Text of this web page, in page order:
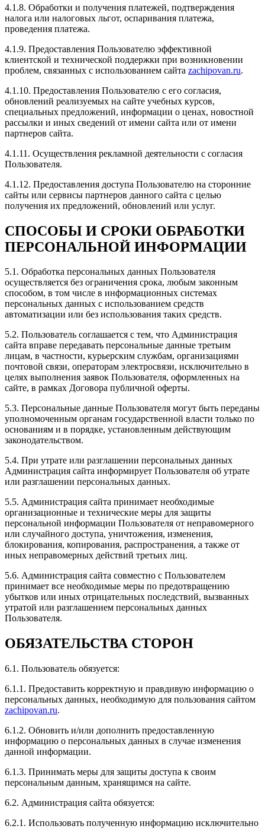
Очень хороший чип тюнинг автомобилей, все
делают быстро и качественно и главное близко
находятся, сотрудники доброжелательные и
вежливые. Рекомендую всем
Рейтинг отзыва:5
Делали чип-тюнинг, сразу 3 авто, сделали скидку.
Ранее знакомые делали тоже у них!
Все машины поехали очень хорошо, результат
ощутим был в первый же день!
Если вы хотели получить высококачественный
сервис, профессиональное обслуживание, личный
подход к любому вопросу и заинтересованность в
удовлетворении всех ваших хотелок, то это
определено команда Зачипован! Спасибо! Низкий
поклон Евгению и Алексею!
Рейтинг отзыва:5
Все отлично! Евгений отличный мастер, все
растолковал, приятно с ним побеседовали о тачках!
всем доволен, прибавка ощутима! Рекомендую всем!
Рейтинг отзыва:
Здраствуйте! Была у вас на чипе. Евгений просто
отличный мастер и собеседник. Есть просто
шикарная зона ожидания. Эмоции только
положительные. Машина стала ехать намного лучше.
Рекомендую!
Рейтинг отзыва:5
Недавно был здесь, чипуют здесь отлично. Машина
стала резвее, обороты выше и сама машина стала
мощнее. Чувствуется, что машина стартует быстрее,
и максимальная скорость увеличилась.
После чиповки Mitsubishi Iancer ощущаю себя на
заставила улыбнуться. Теперь у меня новый уровень
скорости и уверенности за рулём. Спасибо за
качественную работу, вы превзошли мои ожидания!
Рейтинг отзыва:
Здравствуйте !Сделала подарок своему молодому
человеку,реакция вообще бомба
4.1.8. Обработки и получения платежей, подтверждения
налога или налоговых льгот, оспаривания платежа,
проведения платежа.
4.1.9. Предоставления Пользователю эффективной
клиентской и технической поддержки при возникновении
проблем, связанных с использованием сайта zachipovan.ru.
4.1.10. Предоставления Пользователю с его согласия,
обновлений реализуемых на сайте учебных курсов,
специальных предложений, информации о ценах, новостной
рассылки и иных сведений от имени сайта или от имени
партнеров сайта.
4.1.11. Осуществления рекламной деятельности с согласия
Пользователя.
4.1.12. Предоставления доступа Пользователю на сторонние
сайты или сервисы партнеров данного сайта с целью
получения их предложений, обновлений или услуг.
СПОСОБЫ И СРОКИ ОБРАБОТКИ
ПЕРСОНАЛЬНОЙ ИНФОРМАЦИИ
5.1. Обработка персональных данных Пользователя
осуществляется без ограничения срока, любым законным
способом, в том числе в информационных системах
персональных данных с использованием средств
автоматизации или без использования таких средств.
5.2. Пользователь соглашается с тем, что Администрация
сайта вправе передавать персональные данные третьим
лицам, в частности, курьерским службам, организациями
почтовой связи, операторам электросвязи, исключительно в
целях выполнения заявок Пользователя, оформленных на
сайте, в рамках Договора публичной оферты.
5.3. Персональные данные Пользователя могут быть переданы
уполномоченным органам государственной власти только по
основаниям и в порядке, установленным действующим
законодательством.
5.4. При утрате или разглашении персональных данных
Администрация сайта информирует Пользователя об утрате
или разглашении персональных данных.
5.5. Администрация сайта принимает необходимые
организационные и технические меры для защиты
персональной информации Пользователя от неправомерного
или случайного доступа, уничтожения, изменения,
блокирования, копирования, распространения, а также от
иных неправомерных действий третьих лиц.
5.6. Администрация сайта совместно с Пользователем
принимает все необходимые меры по предотвращению
убытков или иных отрицательных последствий, вызванных
утратой или разглашением персональных данных
Пользователя.
ОБЯЗАТЕЛЬСТВА СТОРОН
6.1. Пользователь обязуется:
6.1.1. Предоставить корректную и правдивую информацию о
персональных данных, необходимую для пользования сайтом
zachipovan.ru.
6.1.2. Обновить и/или дополнить предоставленную
информацию о персональных данных в случае изменения
данной информации.
6.1.3. Принимать меры для защиты доступа к своим
персональным данным, хранящимся на сайте.
6.2. Администрация сайта обязуется:
6.2.1. Использовать полученную информацию исключительно